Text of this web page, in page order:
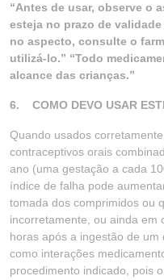
“Antes de usar, observe o
esteja no prazo de
no aspecto, consulte o
utilizá-lo.” “Todo
alcance das crianças.”
6. COMO DEVO USAR
Quando usados
contraceptivos orais
ano (uma gestação a cada
índice de falha pode
tomada dos comprimidos ou
incorretamente, ou ainda em
horas após a ingestão de
como interações
procedimento indicado, pois